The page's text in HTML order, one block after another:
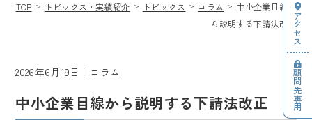
TOP トピックス・実績紹介 トピックス コラム
中小企業目線か
ら説明する下請法改正
2026年6月19日 コラム
中小企業目線から説明する下請法改正
アクセス
顧問先専用